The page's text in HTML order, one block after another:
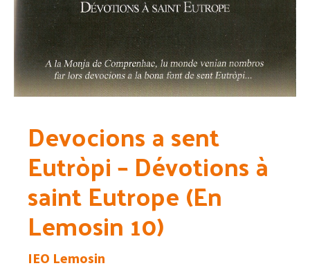
Devocions a sent
Eutròpi – Dévotions à
saint Eutrope (En
Lemosin 10)
IEO Lemosin